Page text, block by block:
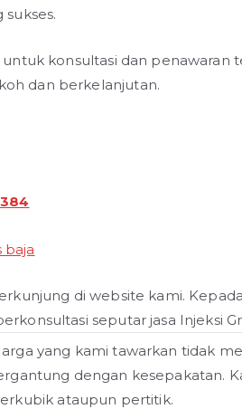
sukses.
konsultasi dan
dan berkelanjutan.
di website kami.
seputar jasa Injeksi
yang kami tawarkan tidak
dengan kesepakatan.
ataupun pertitik.